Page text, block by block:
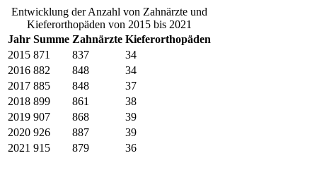
Entwicklung der Anzahl von Zahnärzte und
Kieferorthopäden von 2015 bis 2021
Jahr Summe Zahnärzte Kieferorthopäden
2015 871 837
34
2016 882 848
34
2017 885 848
37
2018 899 861
38
2019 907 868
39
2020 926 887
39
2021 915 879 36